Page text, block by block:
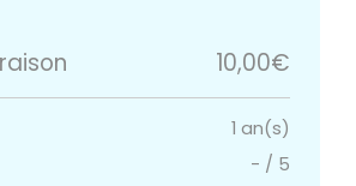
10,00€
1 an(s)
- / 5